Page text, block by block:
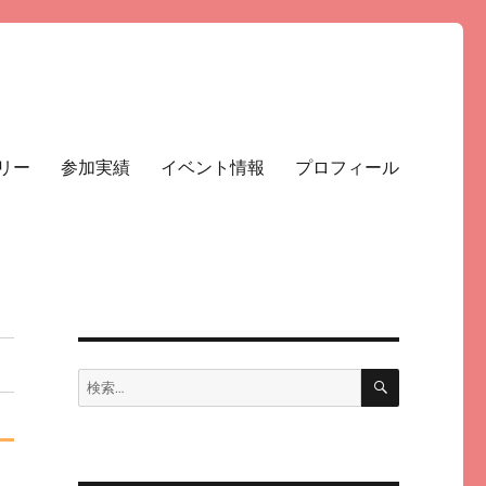
ー 参加実績 イベント情報 プロフィール
検
索:
検